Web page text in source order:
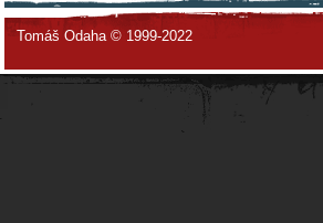
Tomáš Odaha © 1999-2022